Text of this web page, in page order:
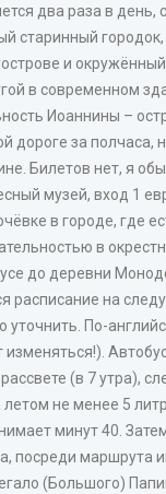
два раза в день,
старинный
и
в современном
Иоаннины –
дороге за полчаса,
Билетов нет, я
музей, вход 1
в городе, где
в
до деревни
расписание на
уточнить. По-
(в 7 утра),
не менее 5
минут 40.
посреди
(Большого)